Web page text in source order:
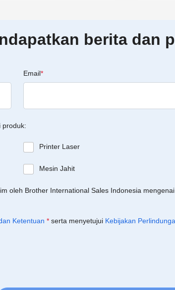
berita dan
Email*
produk:
Printer Laser
Mesin Jahit
oleh Brother International Sales Indonesia
Ketentuan * serta menyetujui Kebijakan